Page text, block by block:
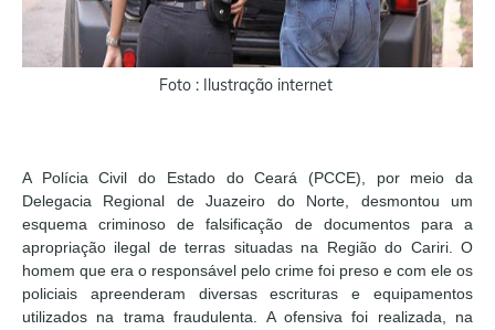
Foto : Ilustração internet
A Polícia Civil do Estado do Ceará (PCCE), por meio da
Delegacia Regional de Juazeiro do Norte, desmontou um
esquema criminoso de falsificação de documentos para a
apropriação ilegal de terras situadas na Região do Cariri. O
homem que era o responsável pelo crime foi preso e com ele os
policiais apreenderam diversas escrituras e equipamentos
utilizados na trama fraudulenta. A ofensiva foi realizada, na